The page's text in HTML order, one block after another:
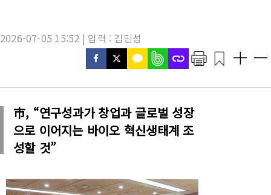
2026-07-05 15:52 | 입력 : 김민성
市, “연구성과가 창업과 글로벌 성장
으로 이어지는 바이오 혁신생태계 조
성할 것”